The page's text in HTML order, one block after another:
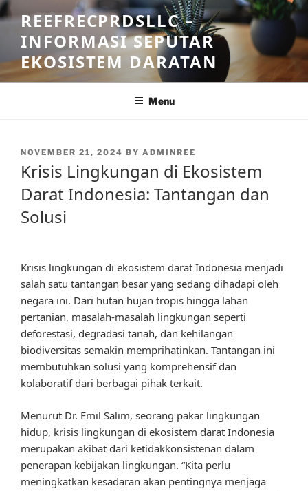
Skip
to
content
REEFRECPRDSLLC –
INFORMASI SEPUTAR
EKOSISTEM DARATAN
Menu
POSTED
NOVEMBER 21, 2024 BY ADMINREE
Krisis Lingkungan di Ekosistem
Darat Indonesia: Tantangan dan
Solusi
Krisis lingkungan di ekosistem darat Indonesia menjadi
salah satu tantangan besar yang sedang dihadapi oleh
negara ini. Dari hutan hujan tropis hingga lahan
pertanian, masalah-masalah lingkungan seperti
deforestasi, degradasi tanah, dan kehilangan
biodiversitas semakin memprihatinkan. Tantangan ini
membutuhkan solusi yang komprehensif dan
kolaboratif dari berbagai pihak terkait.
Menurut Dr. Emil Salim, seorang pakar lingkungan
hidup, krisis lingkungan di ekosistem darat Indonesia
merupakan akibat dari ketidakkonsistenan dalam
penerapan kebijakan lingkungan. “Kita perlu
meningkatkan kesadaran akan pentingnya menjaga